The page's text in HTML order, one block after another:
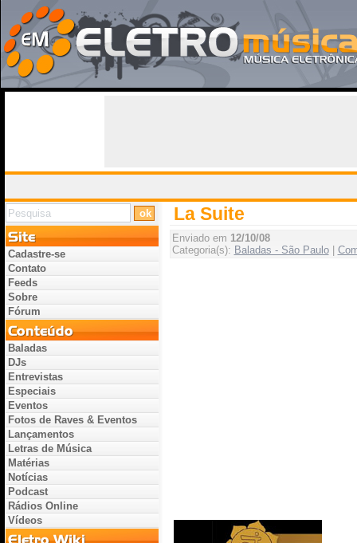
La Suite
Enviado em 12/10/08
Categoria(s): Baladas - São Paulo|
Cadastre-se
Contato
Feeds
Sobre
Fórum
Baladas
DJs
Entrevistas
Especiais
Eventos
Fotos de Raves & Eventos
Lançamentos
Letras de Música
Matérias
Notícias
Podcast
Rádios Online
Vídeos